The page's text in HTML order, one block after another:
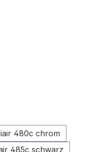
480c chrom
485c schwarz